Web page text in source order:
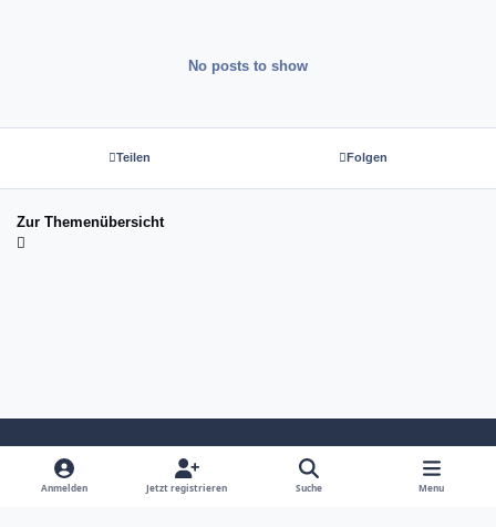
No posts to show
Teilen Folgen
Zur Themenübersicht
Light ModeDark ModeSystem Preference
Anmelden Jetzt registrieren Suche Menu